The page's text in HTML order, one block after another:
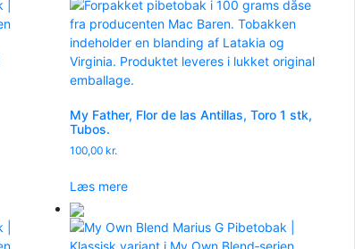
My Father, Flor de las Antillas, Toro 1 stk,
Tubos.
100,00 kr.
Læs mere